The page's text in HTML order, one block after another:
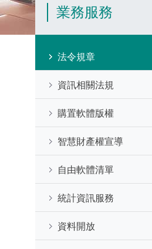
業務服務
法令規章
資訊相關法規
購置軟體版權
智慧財產權宣導
自由軟體清單
統計資訊服務
資料開放